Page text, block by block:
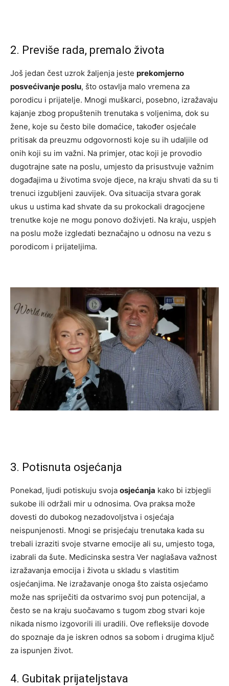
2. Previše rada, premalo života
Još jedan čest uzrok žaljenja jeste prekomjerno
posvećivanje poslu, što ostavlja malo vremena za
porodicu i prijatelje. Mnogi muškarci, posebno, izražavaju
kajanje zbog propuštenih trenutaka s voljenima, dok su
žene, koje su često bile domaćice, također osjećale
pritisak da preuzmu odgovornosti koje su ih udaljile od
onih koji su im važni. Na primjer, otac koji je provodio
dugotrajne sate na poslu, umjesto da prisustvuje važnim
događajima u životima svoje djece, na kraju shvati da su ti
trenuci izgubljeni zauvijek. Ova situacija stvara gorak
ukus u ustima kad shvate da su prokockali dragocjene
trenutke koje ne mogu ponovo doživjeti. Na kraju, uspjeh
na poslu može izgledati beznačajno u odnosu na vezu s
porodicom i prijateljima.
3. Potisnuta osjećanja
Ponekad, ljudi potiskuju svoja osjećanja kako bi izbjegli
sukobe ili održali mir u odnosima. Ova praksa može
dovesti do dubokog nezadovoljstva i osjećaja
neispunjenosti. Mnogi se prisjećaju trenutaka kada su
trebali izraziti svoje stvarne emocije ali su, umjesto toga,
izabrali da šute. Medicinska sestra Ver naglašava važnost
izražavanja emocija i života u skladu s vlastitim
osjećanjima. Ne izražavanje onoga što zaista osjećamo
može nas spriječiti da ostvarimo svoj pun potencijal, a
često se na kraju suočavamo s tugom zbog stvari koje
nikada nismo izgovorili ili uradili. Ove refleksije dovode
do spoznaje da je iskren odnos sa sobom i drugima ključ
za ispunjen život.
4. Gubitak prijateljstava